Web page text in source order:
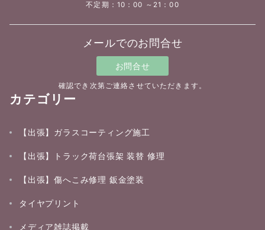
不定期：10：00 ～21：00
メールでのお問合せ
お問合せ
確認でき次第ご連絡させていただきます。
カテゴリー
【出張】ガラスコーティング施工
【出張】トラック荷台張架 装替 修理
【出張】傷へこみ修理 鈑金塗装
タイヤプリント
メディア雑誌掲載